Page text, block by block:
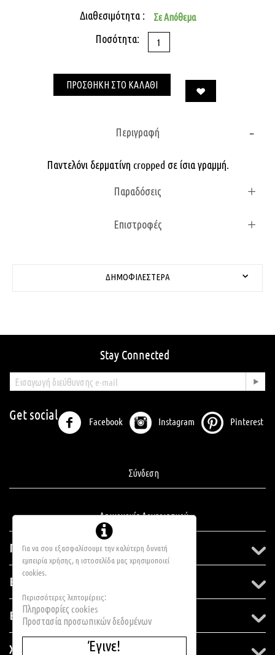
Διαθεσιμότητα : Σε Απόθεμα
Ποσότητα:
ΠΡΟΣΘΗΚΗ ΣΤΟ ΚΑΛΑΘΙ
Περιγραφή
Παντελόνι δερματίνη cropped σε ίσια γραμμή.
Παραδόσεις
Επιστροφές
ΔΗΜΟΦΙΛΈΣΤΕΡΑ
Stay Connected
Get social Facebook Instagram Pinterest
Σύνδεση
Δημιουργία Λογαριασμού
Πληροφορίες
Εξυπηρέτηση Πελατών
Βοήθεια
Χάρτης
Για να σου εξασφαλίσουμε την καλύτερη δυνατή
εμπειρία χρήσης, η ιστοσελίδα μας χρησιμοποιεί
cookies.
Περισσότερες λεπτομέρεις:
Πληροφορίες cookies
Προστασία προσωπικών δεδομένων
Έγινε!